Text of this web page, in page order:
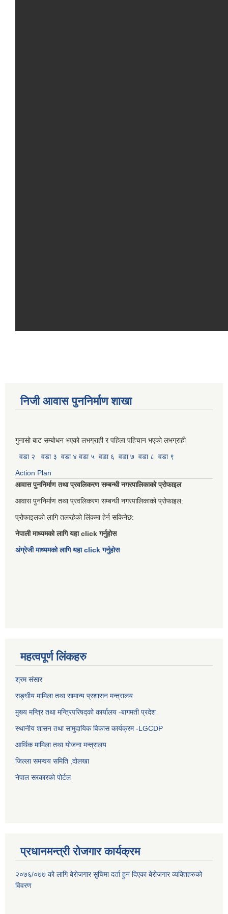
निजी आवास पुननिर्माण शाखा
गुनासो बाट सम्बोधन भएको लभग्राही र पहिला पहिचान भएको लभग्राही
वडा २
वडा ३ वडा ४ वडा ५ वडा ६ वडा ७ वडा ८ वडा ९
Action Plan
आवास पुननिर्माण तथा प्रवलिकरण सम्बन्धी नगरपालिकाको प्रोफाइल
आवास पुननिर्माण तथा प्रवलिकरण सम्बन्धी नगरपालिकाको प्रोफाइल:
प्रोफाइलको लागि तलरहेको लिंकमा हेर्न सकिनेछ:
नेपाली माध्यमको लागि यहा click गर्नुहोस
अंग्रेजी माध्यमको लागि यहा click गर्नुहोस
महत्वपूर्ण लिंकहरु
श्रम संसार
सङ्घीय मामिला तथा सामान्य प्रशासन मन्त्रालय
मुख्य मन्त्रि तथा मन्त्रिपरिषद्को कार्यालय -बागमती प्रदेश
स्थानीय शासन तथा सामुदायिक विकास कार्यक्रम -LGCDP
आर्थिक मामिला तथा योजना मन्त्रालय
जिल्ला समन्वय समिति ,दोलखा
नेपाल सरकारको पोर्टल
प्रधानमन्त्री रोजगार कार्यक्रम
२०७६/०७७ को लागि बेरोजगार सुचिमा दर्ता हुन दिएका बेरोजगार व्यक्तिहरुको
विवरण